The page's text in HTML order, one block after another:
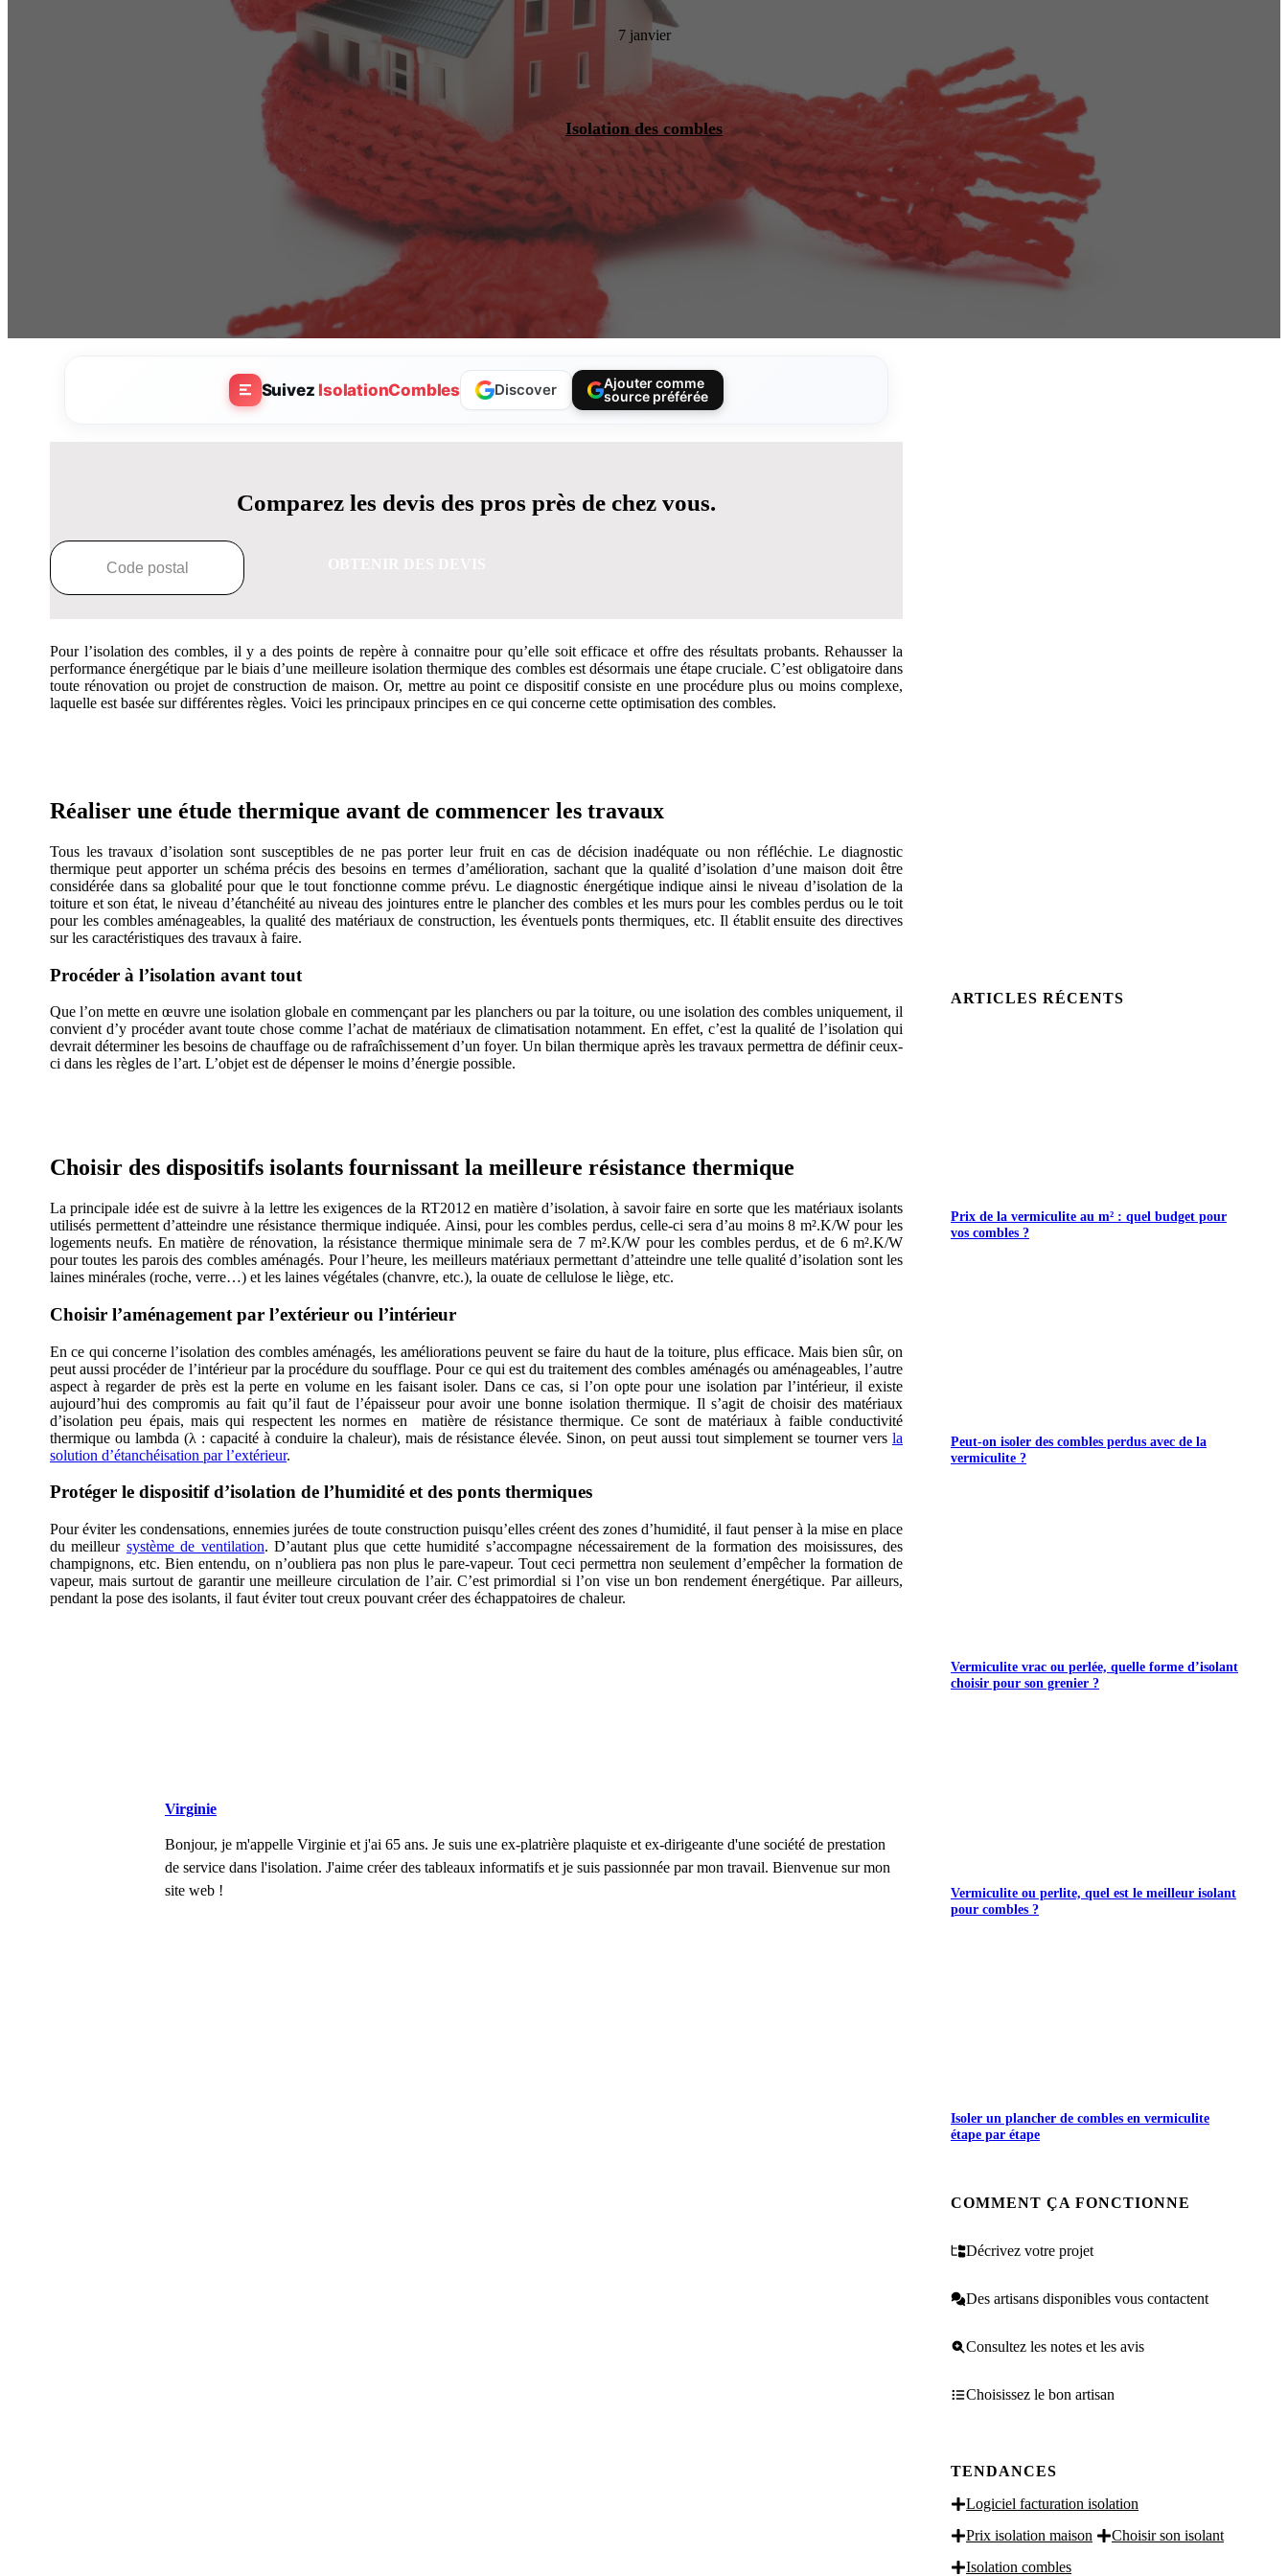
7 janvier
Isolation des combles
Suivez IsolationCombles Discover
Ajouter comme
source préférée
Comparez les devis des pros près de chez vous.
Pour l’isolation des combles, il y a des points de repère à connaitre pour qu’elle soit efficace et offre des résultats probants. Rehausser la
performance énergétique par le biais d’une meilleure isolation thermique des combles est désormais une étape cruciale. C’est obligatoire dans
toute rénovation ou projet de construction de maison. Or, mettre au point ce dispositif consiste en une procédure plus ou moins complexe,
laquelle est basée sur différentes règles. Voici les principaux principes en ce qui concerne cette optimisation des combles.
Réaliser une étude thermique avant de commencer les travaux
Tous les travaux d’isolation sont susceptibles de ne pas porter leur fruit en cas de décision inadéquate ou non réfléchie. Le diagnostic
thermique peut apporter un schéma précis des besoins en termes d’amélioration, sachant que la qualité d’isolation d’une maison doit être
considérée dans sa globalité pour que le tout fonctionne comme prévu. Le diagnostic énergétique indique ainsi le niveau d’isolation de la
toiture et son état, le niveau d’étanchéité au niveau des jointures entre le plancher des combles et les murs pour les combles perdus ou le toit
pour les combles aménageables, la qualité des matériaux de construction, les éventuels ponts thermiques, etc. Il établit ensuite des directives
sur les caractéristiques des travaux à faire.
Procéder à l’isolation avant tout
Que l’on mette en œuvre une isolation globale en commençant par les planchers ou par la toiture, ou une isolation des combles uniquement, il
convient d’y procéder avant toute chose comme l’achat de matériaux de climatisation notamment. En effet, c’est la qualité de l’isolation qui
devrait déterminer les besoins de chauffage ou de rafraîchissement d’un foyer. Un bilan thermique après les travaux permettra de définir ceux-
ci dans les règles de l’art. L’objet est de dépenser le moins d’énergie possible.
Choisir des dispositifs isolants fournissant la meilleure résistance thermique
La principale idée est de suivre à la lettre les exigences de la RT2012 en matière d’isolation, à savoir faire en sorte que les matériaux isolants
utilisés permettent d’atteindre une résistance thermique indiquée. Ainsi, pour les combles perdus, celle-ci sera d’au moins 8 m².K/W pour les
logements neufs. En matière de rénovation, la résistance thermique minimale sera de 7 m².K/W pour les combles perdus, et de 6 m².K/W
pour toutes les parois des combles aménagés. Pour l’heure, les meilleurs matériaux permettant d’atteindre une telle qualité d’isolation sont les
laines minérales (roche, verre…) et les laines végétales (chanvre, etc.), la ouate de cellulose le liège, etc.
Choisir l’aménagement par l’extérieur ou l’intérieur
En ce qui concerne l’isolation des combles aménagés, les améliorations peuvent se faire du haut de la toiture, plus efficace. Mais bien sûr, on
peut aussi procéder de l’intérieur par la procédure du soufflage. Pour ce qui est du traitement des combles aménagés ou aménageables, l’autre
aspect à regarder de près est la perte en volume en les faisant isoler. Dans ce cas, si l’on opte pour une isolation par l’intérieur, il existe
aujourd’hui des compromis au fait qu’il faut de l’épaisseur pour avoir une bonne isolation thermique. Il s’agit de choisir des matériaux
d’isolation peu épais, mais qui respectent les normes en matière de résistance thermique. Ce sont de matériaux à faible conductivité
thermique ou lambda (λ : capacité à conduire la chaleur), mais de résistance élevée. Sinon, on peut aussi tout simplement se tourner vers la
solution d’étanchéisation par l’extérieur.
Protéger le dispositif d’isolation de l’humidité et des ponts thermiques
Pour éviter les condensations, ennemies jurées de toute construction puisqu’elles créent des zones d’humidité, il faut penser à la mise en place
du meilleur système de ventilation. D’autant plus que cette humidité s’accompagne nécessairement de la formation des moisissures, des
champignons, etc. Bien entendu, on n’oubliera pas non plus le pare-vapeur. Tout ceci permettra non seulement d’empêcher la formation de
vapeur, mais surtout de garantir une meilleure circulation de l’air. C’est primordial si l’on vise un bon rendement énergétique. Par ailleurs,
pendant la pose des isolants, il faut éviter tout creux pouvant créer des échappatoires de chaleur.
Virginie
Bonjour, je m'appelle Virginie et j'ai 65 ans. Je suis une ex-platrière plaquiste et ex-dirigeante d'une société de prestation
de service dans l'isolation. J'aime créer des tableaux informatifs et je suis passionnée par mon travail. Bienvenue sur mon
site web !
ARTICLES RÉCENTS
Prix de la vermiculite au m² : quel budget pour
vos combles ?
Peut-on isoler des combles perdus avec de la
vermiculite ?
Vermiculite vrac ou perlée, quelle forme d’isolant
choisir pour son grenier ?
Vermiculite ou perlite, quel est le meilleur isolant
pour combles ?
Isoler un plancher de combles en vermiculite
étape par étape
COMMENT ÇA FONCTIONNE
Décrivez votre projet
Des artisans disponibles vous contactent
Consultez les notes et les avis
Choisissez le bon artisan
TENDANCES
Logiciel facturation isolation
Prix isolation maison
Choisir son isolant
Isolation combles